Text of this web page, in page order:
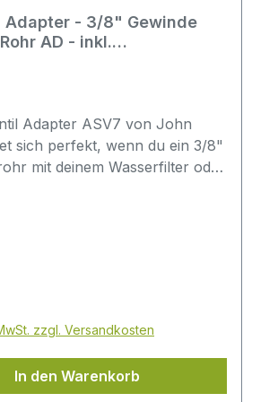
Adapter - 3/8" Gewinde
AD - inkl.
Adapter ASV7 von John
sich perfekt, wenn du ein 3/8"
mit deinem Wasserfilter oder
Rückschlagventil schützt der
Wasserinstallation vor
eingebaute Absperrventil
das Abstellen der
was den Filterwechsel oder
zzgl. Versandkosten
In den Warenkorb